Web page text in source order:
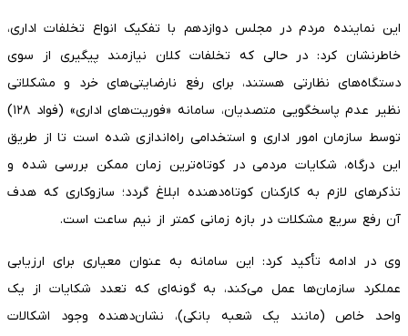
این نماینده مردم در مجلس دوازدهم با تفکیک انواع تخلفات اداری،
خاطرنشان کرد: در حالی که تخلفات کلان نیازمند پیگیری از سوی
دستگاه‌های نظارتی هستند، برای رفع نارضایتی‌های خرد و مشکلاتی
نظیر عدم پاسخگویی متصدیان، سامانه «فوریت‌های اداری» (فواد ۱۲۸)
توسط سازمان امور اداری و استخدامی راه‌اندازی شده است تا از طریق
این درگاه، شکایات مردمی در کوتاه‌ترین زمان ممکن بررسی شده و
تذکر‌های لازم به کارکنان کوتاه‌دهنده ابلاغ گردد؛ سازوکاری که هدف
آن رفع سریع مشکلات در بازه زمانی کمتر از نیم ساعت است.
وی در ادامه تأکید کرد: این سامانه به عنوان معیاری برای ارزیابی
عملکرد سازمان‌ها عمل می‌کند، به گونه‌ای که تعدد شکایات از یک
واحد خاص (مانند یک شعبه بانکی)، نشان‌دهنده وجود اشکالات